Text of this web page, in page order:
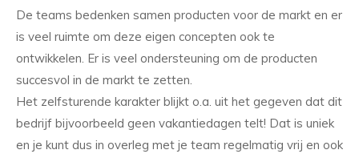
De teams bedenken samen producten voor de markt en er
is veel ruimte om deze eigen concepten ook te
ontwikkelen. Er is veel ondersteuning om de producten
succesvol in de markt te zetten.
Het zelfsturende karakter blijkt o.a. uit het gegeven dat dit
bedrijf bijvoorbeeld geen vakantiedagen telt! Dat is uniek
en je kunt dus in overleg met je team regelmatig vrij en ook